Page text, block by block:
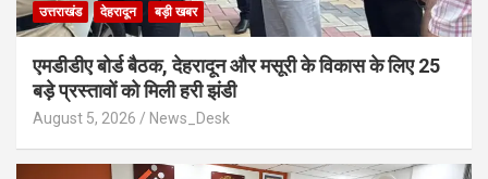
उत्तराखंड देहरादून बड़ी खबर
एमडीडीए बोर्ड बैठक, देहरादून और मसूरी के विकास के लिए 25
बड़े प्रस्तावों को मिली हरी झंडी
August 5, 2026 News_Desk